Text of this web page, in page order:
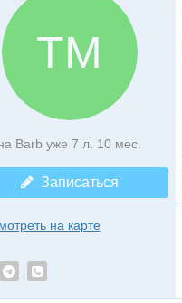
ТМ
Barb уже 7 л. 10 мес.
Записаться
на карте